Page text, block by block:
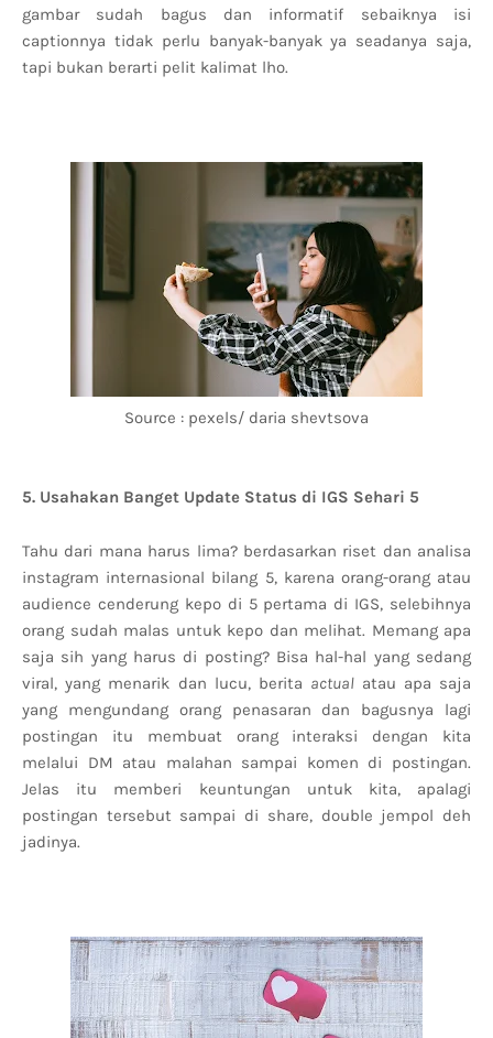
gambar sudah bagus dan informatif sebaiknya isi
captionnya tidak perlu banyak-banyak ya seadanya saja,
tapi bukan berarti pelit kalimat lho.
Source : pexels/ daria shevtsova
5. Usahakan Banget Update Status di IGS Sehari 5
Tahu dari mana harus lima? berdasarkan riset dan analisa
instagram internasional bilang 5, karena orang-orang atau
audience cenderung kepo di 5 pertama di IGS, selebihnya
orang sudah malas untuk kepo dan melihat. Memang apa
saja sih yang harus di posting? Bisa hal-hal yang sedang
viral, yang menarik dan lucu, berita actual atau apa saja
yang mengundang orang penasaran dan bagusnya lagi
postingan itu membuat orang interaksi dengan kita
melalui DM atau malahan sampai komen di postingan.
Jelas itu memberi keuntungan untuk kita, apalagi
postingan tersebut sampai di share, double jempol deh
jadinya.